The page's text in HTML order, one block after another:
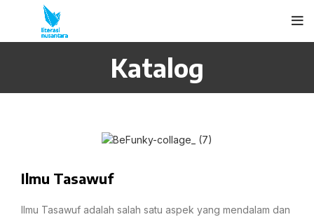
Katalog
Ilmu Tasawuf
Ilmu Tasawuf adalah salah satu aspek yang mendalam dan